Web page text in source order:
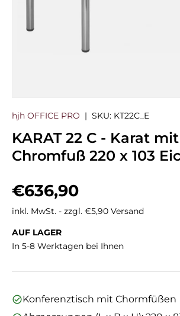
hjh OFFICE PRO | SKU: KT22C_E
KARAT 22 C - Karat mit
Chromfuß 220 x 103
Normaler Preis
€636,90
inkl. MwSt. - zzgl. €5,90 Versand
AUF LAGER
In 5-8 Werktagen bei Ihnen
Konferenztisch mit Chormfüßen